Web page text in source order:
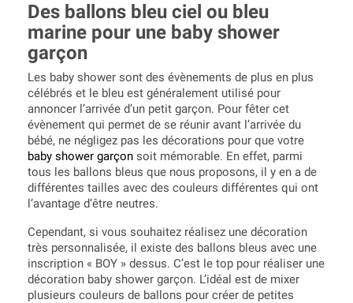
Des ballons bleu ciel ou bleu
marine pour une baby shower
garçon
Les baby shower sont des évènements de plus en plus
célébrés et le bleu est généralement utilisé pour
annoncer l’arrivée d’un petit garçon. Pour fêter cet
évènement qui permet de se réunir avant l’arrivée du
bébé, ne négligez pas les décorations pour que votre
baby shower garçon soit mémorable. En effet, parmi
tous les ballons bleus que nous proposons, il y en a de
différentes tailles avec des couleurs différentes qui ont
l’avantage d’être neutres.
Cependant, si vous souhaitez réalisez une décoration
très personnalisée, il existe des ballons bleus avec une
inscription « BOY » dessus. C’est le top pour réaliser une
décoration baby shower garçon. L’idéal est de mixer
plusieurs couleurs de ballons pour créer de petites